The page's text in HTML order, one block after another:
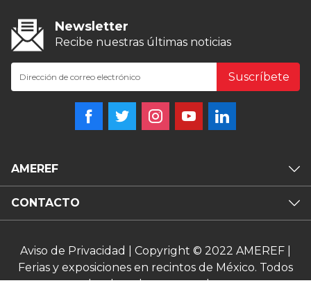
AMEREF
CONTACTO
Newsletter
Recibe nuestras últimas noticias
Suscríbete
Aviso de Privacidad
| Copyright © 2022 AMEREF |
Ferias y exposiciones en recintos de México. Todos
los derechos reservados.